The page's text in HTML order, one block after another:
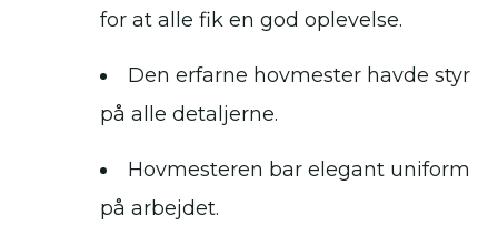
for at alle fik en god oplevelse.
Den erfarne hovmester havde styr
på alle detaljerne.
Hovmesteren bar elegant uniform
på arbejdet.